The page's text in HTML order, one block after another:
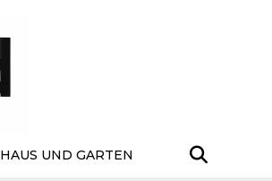
HAUS UND GARTEN